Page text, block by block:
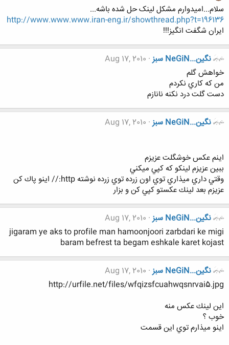
سلام...امیدوارم مشکل لینک حل شده باشه...
http://www.www.www.iran-eng.ir/showthread.php?t=196136
ایران شگفت انگیز!!!
نگين...NeGiN سبز
Aug 17, 2010
خواهش گلم
من كه كاري نكردم
دست گلت درد نكنه نانازم
نگين...NeGiN سبز Aug 17, 2010
اينم عكس خوشگلت عزيزم
ببين عزيزم لينكو كه كپي ميكني
وقتي داري ميذاري توي اون زرده توي زرده نوشته http:// اينو پاك كن
عزيزم بعد لينك عكستو كپي كن و بزار
نگين...NeGiN سبز
Aug 17, 2010
jigaram ye aks to profile man hamoonjoori zarbdari ke migi
baram befrest ta begam eshkale karet kojast
نگين...NeGiN سبز
Aug 17, 2010
http://urfile.net/files/wfqizsfcuahwqsnrvai5.jpg
اين لينك عكس منه
خوب ؟
اينو ميذارم توي اين قسمت